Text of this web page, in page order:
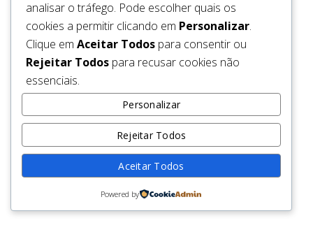
analisar o tráfego. Pode escolher quais os
cookies a permitir clicando em Personalizar.
Clique em Aceitar Todos para consentir ou
Rejeitar Todos para recusar cookies não
essenciais.
Personalizar
Rejeitar Todos
Aceitar Todos
Powered by